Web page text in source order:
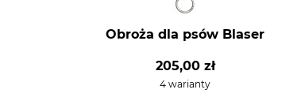
Obroża dla psów Blaser
205,00 zł
4 warianty